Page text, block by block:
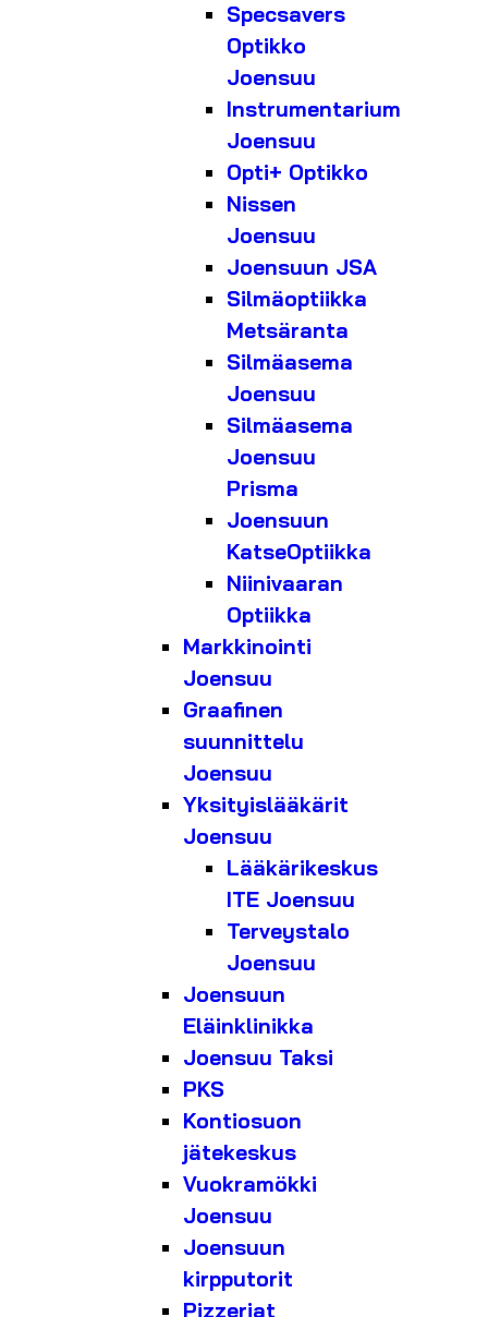
Specsavers
Optikko
Joensuu
Instrumentarium
Joensuu
Opti+ Optikko
Nissen
Joensuu
Joensuun JSA
Silmäoptiikka
Metsäranta
Silmäasema
Joensuu
Silmäasema
Joensuu
Prisma
Joensuun
KatseOptiikka
Niinivaaran
Optiikka
Markkinointi
Joensuu
Graafinen
suunnittelu
Joensuu
Yksityislääkärit
Joensuu
Lääkärikeskus
ITE Joensuu
Terveystalo
Joensuu
Joensuun
Eläinklinikka
Joensuu Taksi
PKS
Kontiosuon
jätekeskus
Vuokramökki
Joensuu
Joensuun
kirpputorit
Pizzeriat